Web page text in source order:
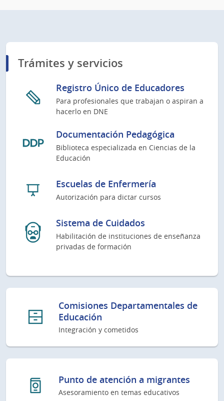
Trámites y servicios
Registro Único de Educadores
Para profesionales que trabajan o aspiran a
hacerlo en DNE
Documentación Pedagógica
Biblioteca especializada en Ciencias de la
Educación
Escuelas de Enfermería
Autorización para dictar cursos
Sistema de Cuidados
Habilitación de instituciones de enseñanza
privadas de formación
Comisiones Departamentales de
Educación
Integración y cometidos
Punto de atención a migrantes
Asesoramiento en temas educativos